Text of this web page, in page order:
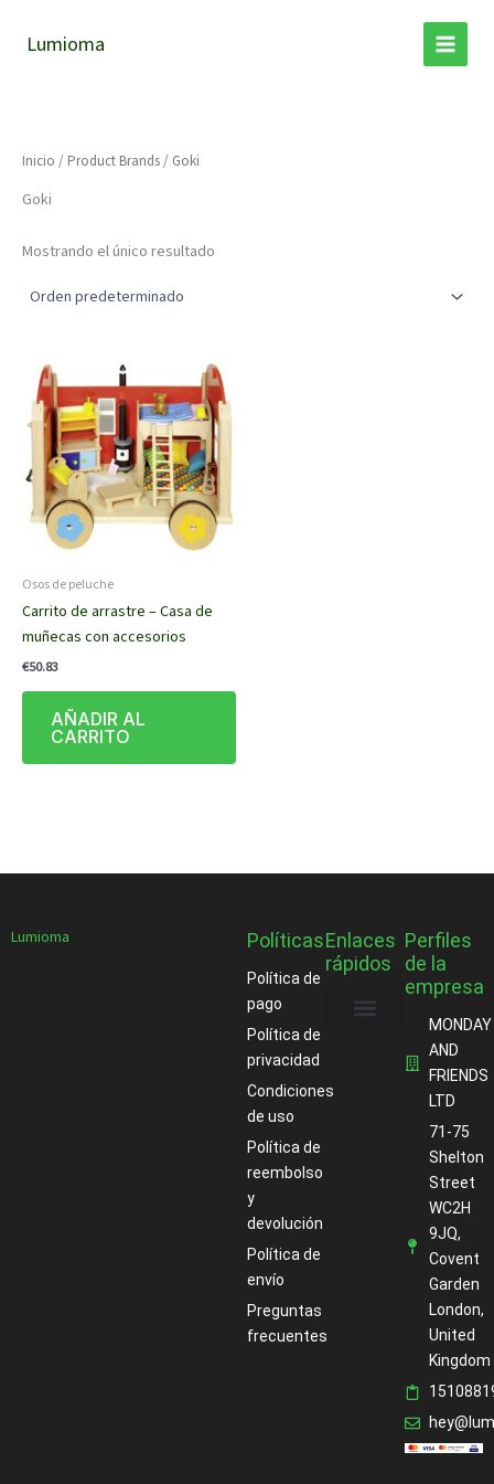
Lumioma
Inicio / Product Brands / Goki
Goki
Mostrando el único resultado
Osos de peluche
Carrito de arrastre – Casa de
muñecas con accesorios
€50.83
AÑADIR AL
CARRITO
Lumioma Políticas
Política de
pago
Política de
privacidad
Condiciones
de uso
Política de
reembolso
y
devolución
Política de
envío
Preguntas
frecuentes
Enlaces
rápidos
Perfiles
de la
empresa
MONDAY
AND
FRIENDS
LTD
71-75
Shelton
Street
WC2H
9JQ,
Covent
Garden
London,
United
Kingdom